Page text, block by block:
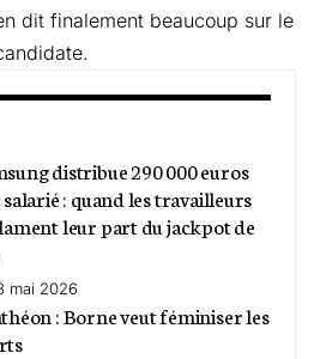
dit finalement beaucoup sur le
distribue 290 000 euros
: quand les travailleurs
leur part du jackpot de
mai 2026
: Borne veut féminiser les